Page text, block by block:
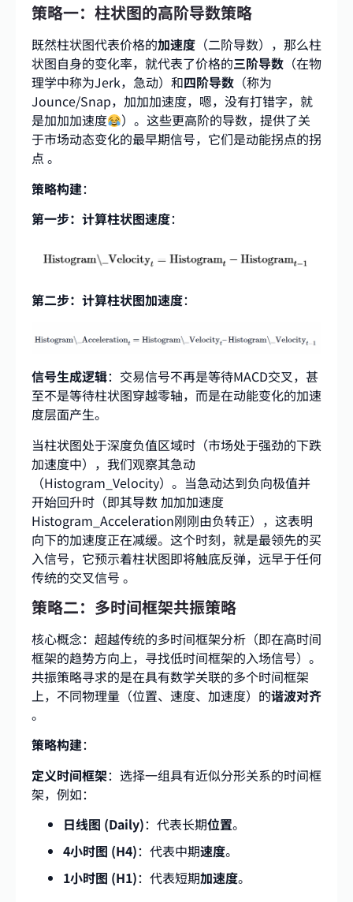
策略一：柱状图的高阶导数策略
既然柱状图代表价格的加速度 （二阶导数），那么柱
状图自身的变化率，就代表了价格的三阶导数 （在物
理学中称为Jerk，急动）和四阶导数 （称为
Jounce/Snap，加加加速度，嗯，没有打错字，就
是加加加速度
）。这些更高阶的导数，提供了关
于市场动态变化的最早期信号，它们是动能拐点的拐
点 。
策略构建：
第一步：计算柱状图速度：
第二步：计算柱状图加速度：
信号生成逻辑：交易信号不再是等待MACD交叉，甚
至不是等待柱状图穿越零轴，而是在动能变化的加速
度层面产生。
当柱状图处于深度负值区域时（市场处于强劲的下跌
加速度中），我们观察其急动
（Histogram_Velocity）。当急动达到负向极值并
开始回升时（即其导数 加加加速度
Histogram_Acceleration刚刚由负转正），这表明
向下的加速度正在减缓。这个时刻，就是最领先的买
入信号，它预示着柱状图即将触底反弹，远早于任何
传统的交叉信号 。
策略二：多时间框架共振策略
核心概念：超越传统的多时间框架分析（即在高时间
框架的趋势方向上，寻找低时间框架的入场信号）。
共振策略寻求的是在具有数学关联的多个时间框架
上，不同物理量（位置、速度、加速度）的谐波对齐
。
策略构建：
定义时间框架：选择一组具有近似分形关系的时间框
架，例如：
日线图 (Daily)：代表长期位置。
4小时图 (H4)：代表中期速度。
1小时图 (H1)：代表短期加速度。